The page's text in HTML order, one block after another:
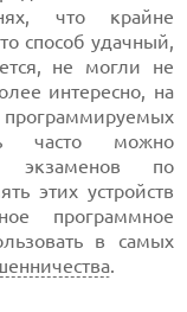
что крайне
способ удачный,
не могли не
интересно, на
часто можно
экзаменов по
этих устройств
программное
в самых
.